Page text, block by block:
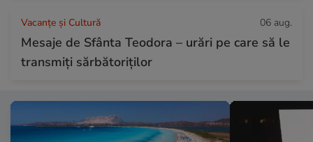
Vacanțe și Cultură 06 aug.
Mesaje de Sfânta Teodora – urări pe care să le
transmiți sărbătoriților